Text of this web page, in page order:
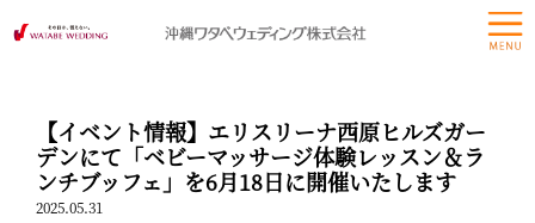
【イベント情報】エリスリーナ西原ヒルズガー
デンにて「ベビーマッサージ体験レッスン＆ラ
ンチブッフェ」を6月18日に開催いたします
2025.05.31